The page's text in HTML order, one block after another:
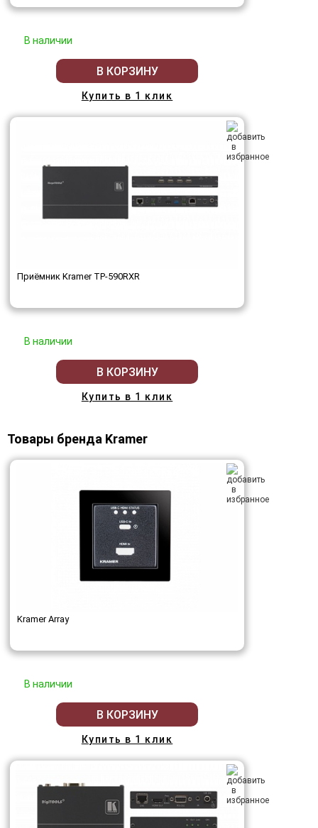
В наличии
В КОРЗИНУ
Купить в 1 клик
Приёмник Kramer TP-590RXR
В наличии
В КОРЗИНУ
Купить в 1 клик
Товары бренда Kramer
Kramer Array
В наличии
В КОРЗИНУ
Купить в 1 клик